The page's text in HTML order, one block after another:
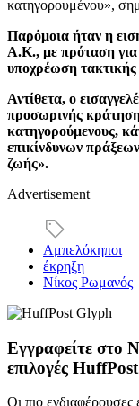
κατηγορουμένου»,
Παρόμοια ήταν η
Α.Κ., με πρόταση
υποχρέωση
Αντίθετα, ο
προσωρινής
κατηγορούμενους,
επικίνδυνων
ζωής».
Advertisement
Αμπελόκηποι
έκρηξη
Νίκος Ρωμανός
Εγγραφείτε στο
επιλογές HuffPost
Οι πιο ενδιαφέρουσες